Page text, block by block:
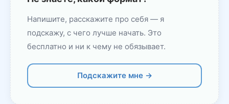
Напишите, расскажите про себя — я
подскажу, с чего лучше начать. Это
бесплатно и ни к чему не обязывает.
Подскажите мне →